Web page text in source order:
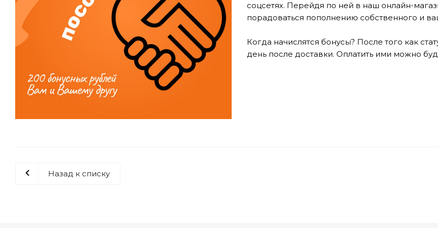
соцсетях. Перейдя по ней в наш онлайн-
порадоваться пополнению собственного и
Когда начислятся бонусы? После того как
день после доставки. Оплатить ими можно
Назад к списку